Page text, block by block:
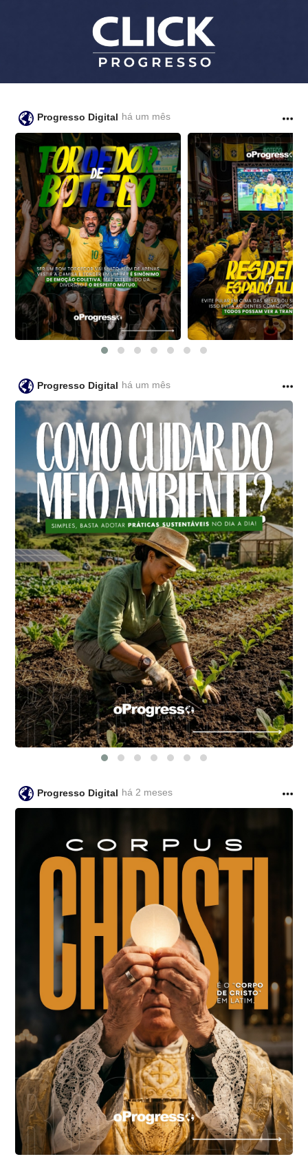
Progresso Digital há um mês
Progresso Digital há um mês
Progresso Digital há 2 meses